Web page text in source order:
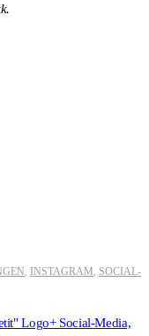
INSTAGRAM SOCIAL-
Logo+ Social-Media,